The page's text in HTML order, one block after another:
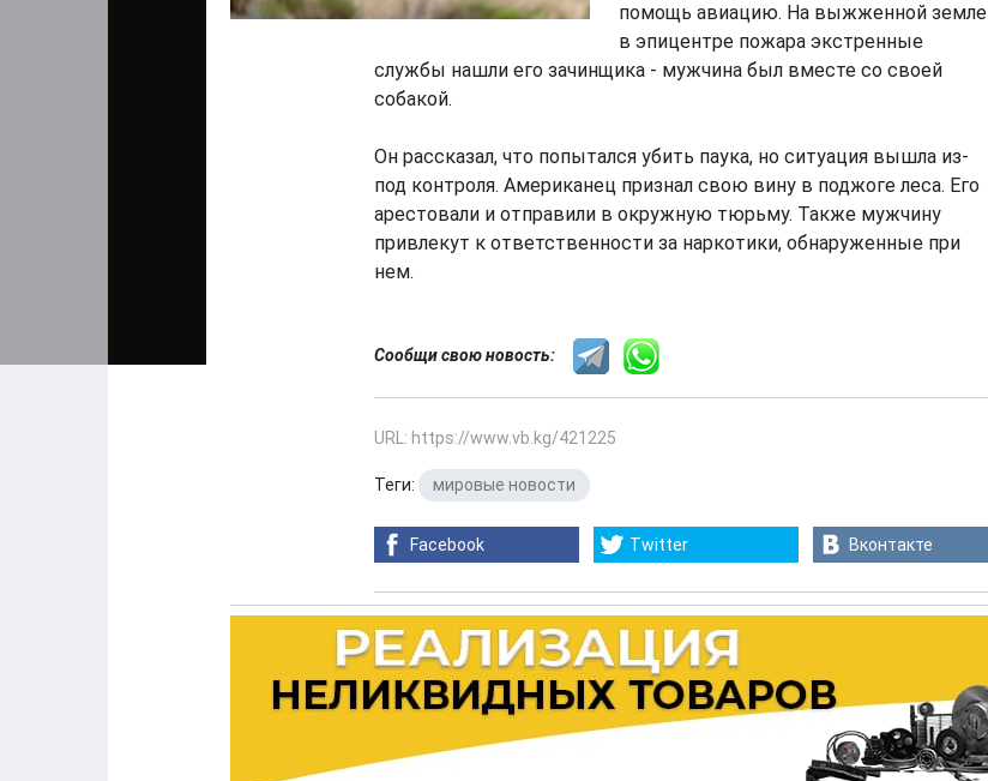
помощь авиацию. На выжженной земле
в эпицентре пожара экстренные
службы нашли его зачинщика - мужчина был вместе со своей
собакой.
Он рассказал, что попытался убить паука, но ситуация вышла из-
под контроля. Американец признал свою вину в поджоге леса. Его
арестовали и отправили в окружную тюрьму. Также мужчину
привлекут к ответственности за наркотики, обнаруженные при
нем.
Сообщи свою новость:
URL: https://www.vb.kg/421225
Теги: мировые новости
Facebook Twitter Вконтакте